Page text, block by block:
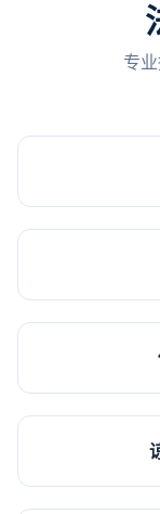
专